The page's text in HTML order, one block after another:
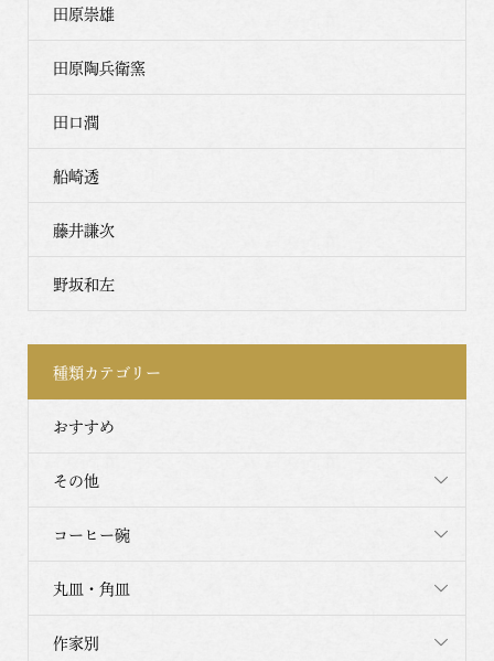
田原崇雄
田原陶兵衛窯
田口潤
船崎透
藤井謙次
野坂和左
種類カテゴリー
おすすめ
その他
コーヒー碗
丸皿・角皿
作家別